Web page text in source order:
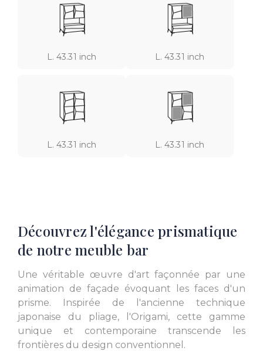
L. 43.31 inch L. 43.31 inch
L. 43.31 inch L. 43.31 inch
Découvrez l'élégance prismatique
de notre meuble bar
Une véritable œuvre d'art façonnée par une
animation de façade évoquant les faces d'un
prisme. Inspirée de l'ancienne technique
japonaise du pliage, l'Origami, cette gamme
unique et contemporaine transcende les
frontières du design conventionnel.